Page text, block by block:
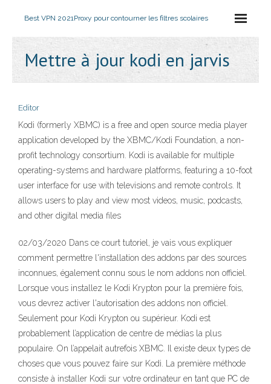
Best VPN 2021Proxy pour contourner les filtres scolaires
Mettre à jour kodi en jarvis
Editor
Kodi (formerly XBMC) is a free and open source media player
application developed by the XBMC/Kodi Foundation, a non-
profit technology consortium. Kodi is available for multiple
operating-systems and hardware platforms, featuring a 10-foot
user interface for use with televisions and remote controls. It
allows users to play and view most videos, music, podcasts,
and other digital media files
02/03/2020 Dans ce court tutoriel, je vais vous expliquer
comment permettre l'installation des addons par des sources
inconnues, également connu sous le nom addons non officiel.
Lorsque vous installez le Kodi Krypton pour la première fois,
vous devrez activer l'autorisation des addons non officiel.
Seulement pour Kodi Krypton ou supérieur. Kodi est
probablement l’application de centre de médias la plus
populaire. On l’appelait autrefois XBMC. Il existe deux types de
choses que vous pouvez faire sur Kodi. La première méthode
consiste à installer Kodi sur votre ordinateur en tant que PC de